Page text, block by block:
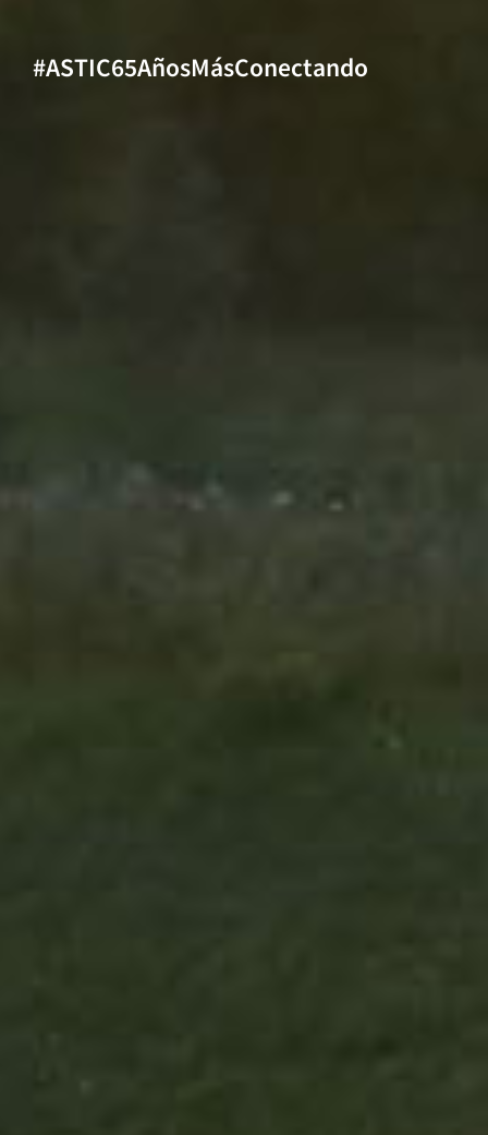
#ASTIC65AñosMásConectando